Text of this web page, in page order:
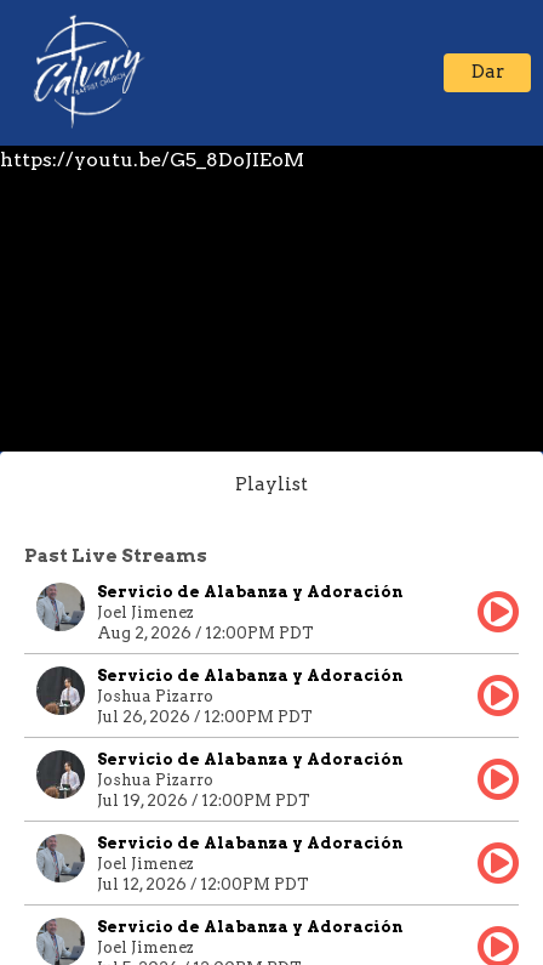
Dar
https://youtu.be/G5_8DoJIEoM
Playlist
Past Live Streams
Servicio de Alabanza y Adoración
Joel Jimenez
Aug 2, 2026 / 12:00PM PDT
Servicio de Alabanza y Adoración
Joshua Pizarro
Jul 26, 2026 / 12:00PM PDT
Servicio de Alabanza y Adoración
Joshua Pizarro
Jul 19, 2026 / 12:00PM PDT
Servicio de Alabanza y Adoración
Joel Jimenez
Jul 12, 2026 / 12:00PM PDT
Servicio de Alabanza y Adoración
Joel Jimenez